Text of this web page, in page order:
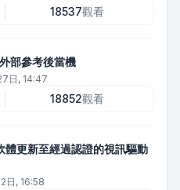
18537觀看
部參考後當機
日, 14:47
18852觀看
更新至經過認證的視訊驅動
日, 16:58